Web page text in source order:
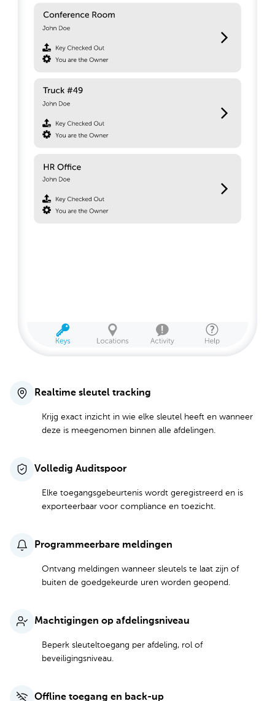
Realtime sleutel tracking
Krijg exact inzicht in wie elke sleutel heeft en wanneer
deze is meegenomen binnen alle afdelingen.
Volledig Auditspoor
Elke toegangsgebeurtenis wordt geregistreerd en is
exporteerbaar voor compliance en toezicht.
Programmeerbare meldingen
Ontvang meldingen wanneer sleutels te laat zijn of
buiten de goedgekeurde uren worden geopend.
Machtigingen op afdelingsniveau
Beperk sleuteltoegang per afdeling, rol of
beveiligingsniveau.
Offline toegang en back-up